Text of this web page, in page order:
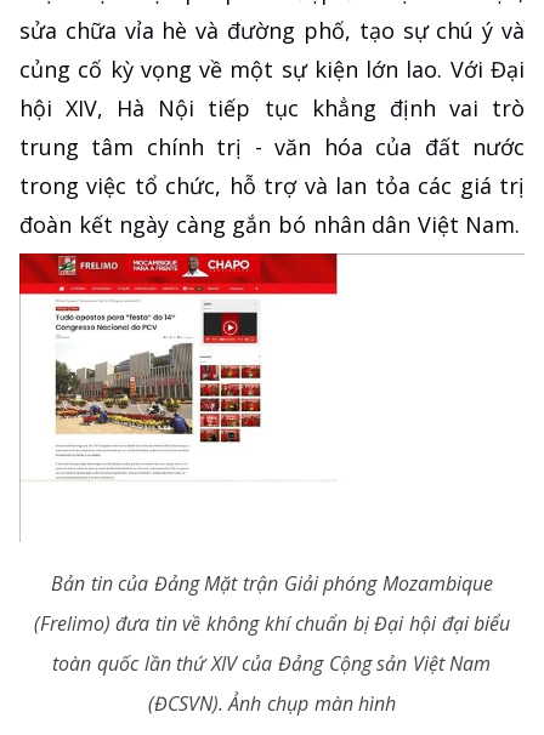
sửa chữa vỉa hè và đường phố, tạo sự chú ý và
củng cố kỳ vọng về một sự kiện lớn lao. Với Đại
hội XIV, Hà Nội tiếp tục khẳng định vai trò
trung tâm chính trị - văn hóa của đất nước
trong việc tổ chức, hỗ trợ và lan tỏa các giá trị
đoàn kết ngày càng gắn bó nhân dân Việt Nam.
Bản tin của Đảng Mặt trận Giải phóng Mozambique
(Frelimo) đưa tin về không khí chuẩn bị Đại hội đại biểu
toàn quốc lần thứ XIV của Đảng Cộng sản Việt Nam
(ĐCSVN). Ảnh chụp màn hình